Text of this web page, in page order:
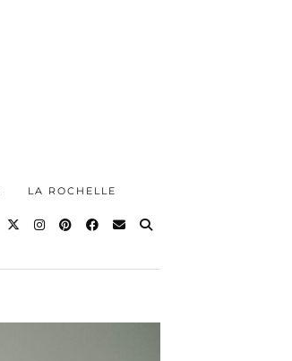
LA ROCHELLE